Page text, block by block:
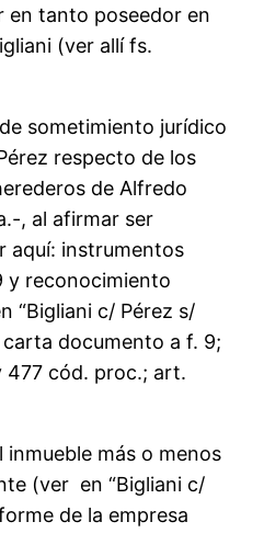
en tanto poseedor en
(ver allí fs.
sometimiento jurídico
respecto de los
de Alfredo
, al afirmar ser
aquí: instrumentos
y reconocimiento
“Bigliani c/ Pérez s/
documento a f. 9;
cód. proc.; art.
más o menos
(ver en “Bigliani c/
de la empresa